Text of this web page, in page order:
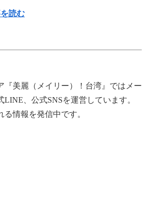
を読む
『美麗（メイリー）！台湾』ではメー
LINE、公式SNSを運営しています。
る情報を発信中です。